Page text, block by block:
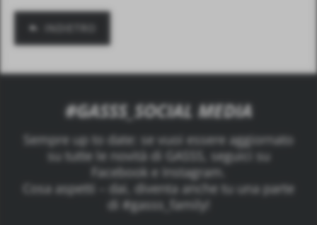
INDIETRO
#GASSS_SOCIAL MEDIA
Sempre up to date: se vuoi essere aggiornato
su tutte le novità di GASSS, seguici su
Facebook e Instagram.
Cosa aspetti – dai, diventa anche tu una parte
di #gasss_family!